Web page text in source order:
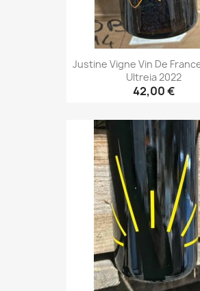
Justine Vigne Vin De
Ultreia 2022
42,00 €